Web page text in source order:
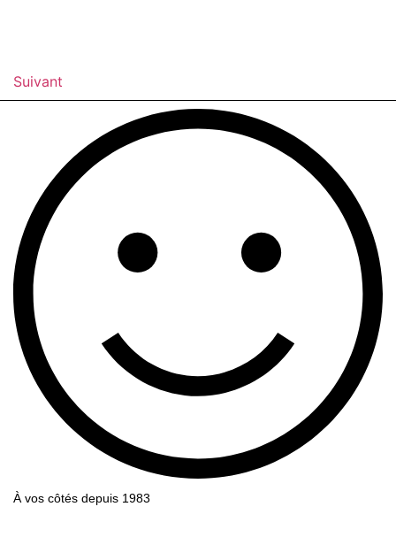
Suivant
À vos côtés depuis 1983